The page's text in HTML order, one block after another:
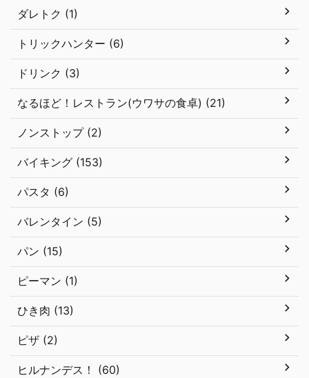
ダレトク (1)
トリックハンター (6)
ドリンク (3)
なるほど！レストラン(ウワサの食卓) (21)
ノンストップ (2)
バイキング (153)
パスタ (6)
バレンタイン (5)
パン (15)
ピーマン (1)
ひき肉 (13)
ピザ (2)
ヒルナンデス！ (60)